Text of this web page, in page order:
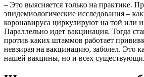
– Это выясняется только на практике.
эпидемиологические исследования –
коронавируса циркулируют на той или
Параллельно идет вакцинация. Тогда
против каких штаммов работает
невзирая на вакцинацию, заболел. Это
нашей вакцины, но и всех